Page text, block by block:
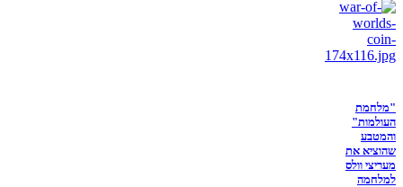
"מלחמת
העולמות"
והמטבע
שהוציא את
מעריצי וולס
למלחמה